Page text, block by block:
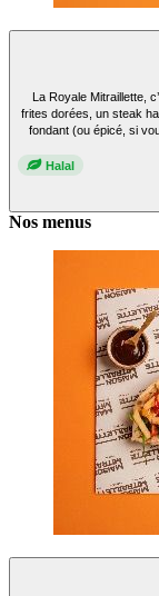
La Royale Mitraillette,
frites dorées, un steak
fondant (ou épicé, si
Halal
Nos menus